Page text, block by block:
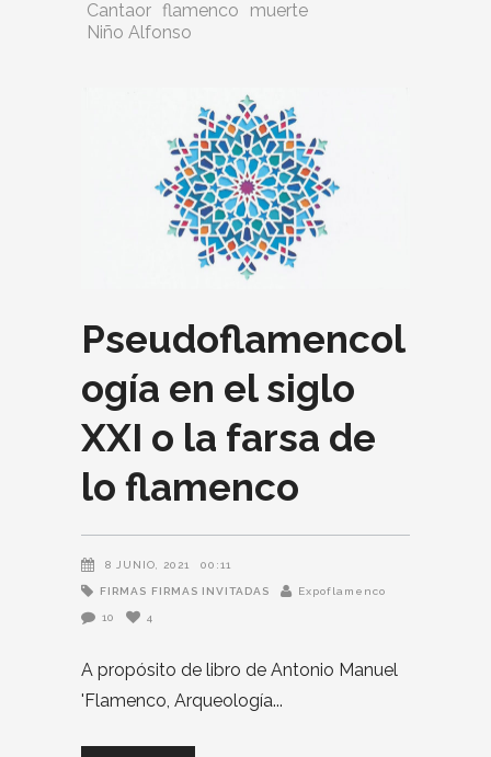
Cantaor flamenco
muerte
Niño Alfonso
Pseudoflamencol
ogía en el siglo
XXI o la farsa de
lo flamenco
8 JUNIO, 2021 00:11
FIRMAS FIRMAS INVITADAS Expoflamenco
10 4
A propósito de libro de Antonio Manuel
'Flamenco, Arqueología